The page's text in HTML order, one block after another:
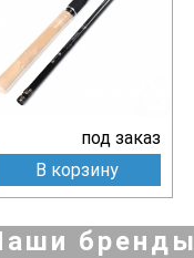
под заказ
В корзину
бренды